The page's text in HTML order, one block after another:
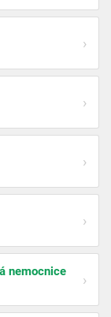
›
›
›
›
nemocnice ›